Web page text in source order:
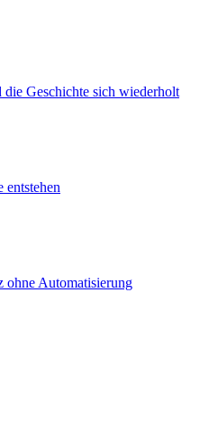
Geschichte sich wiederholt
entstehen
ohne Automatisierung